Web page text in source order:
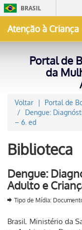
BRASIL
Atenção à Criança
Portal de
da
Voltar Portal de
Dengue:
– 6. ed
Biblioteca
Dengue:
Adulto e
Tipo de Mídia:
Brasil. Ministério da